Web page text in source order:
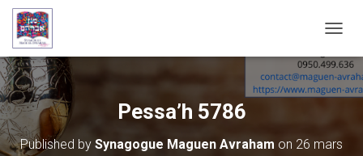
Pessa’h 5786
Published by Synagogue Maguen Avraham on 26 mars